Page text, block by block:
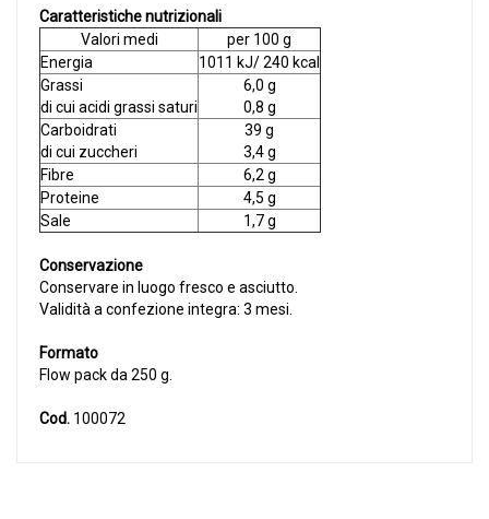
Caratteristiche nutrizionali
Valori medi
per 100 g
Energia
1011 kJ/ 240 kcal
Grassi
di cui acidi grassi saturi
6,0 g
0,8 g
Carboidrati
di cui zuccheri
39 g
3,4 g
Fibre
6,2 g
Proteine
4,5 g
Sale
1,7 g
Conservazione
Conservare in luogo fresco e asciutto.
Validità a confezione integra: 3 mesi.
Formato
Flow pack da 250 g.
Cod. 100072